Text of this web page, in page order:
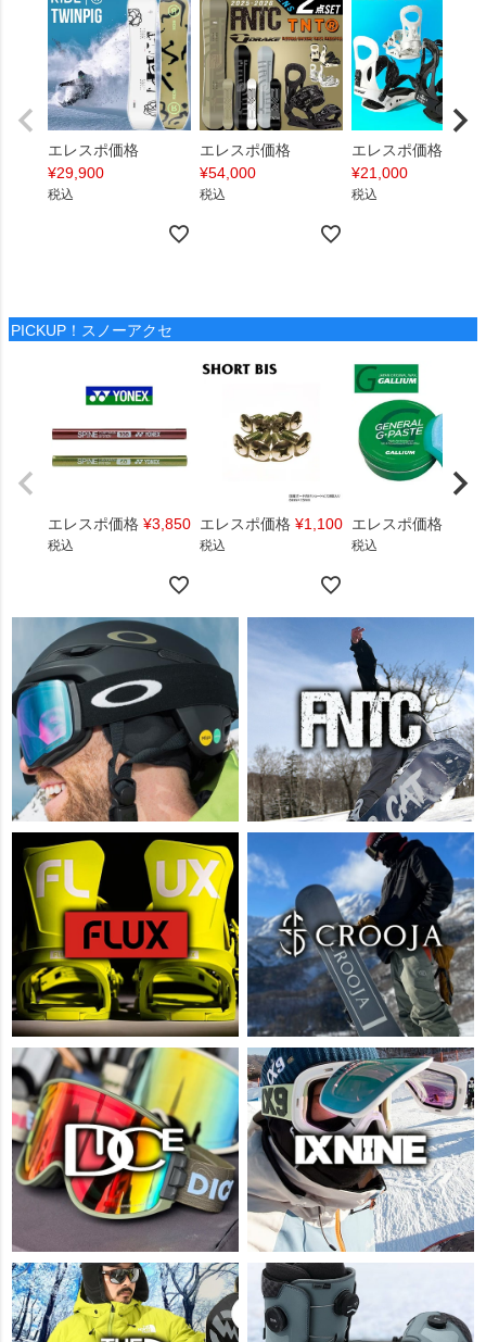
エレスポ価格
¥29,900
税込
エレスポ価格
¥54,000
税込
エレスポ価格
¥21,000
税込
PICKUP！スノーアクセ
エレスポ価格 ¥3,850
税込
エレスポ価格 ¥1,100
税込
エレスポ価格
税込